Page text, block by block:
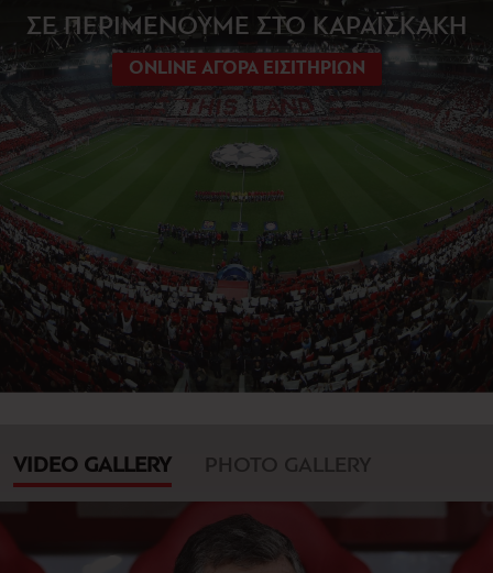
ΣΕ ΠΕΡΙΜΕΝΟΥΜΕ ΣΤΟ ΚΑΡΑΪΣΚΑΚΗ
ONLINE ΑΓΟΡΑ ΕΙΣΙΤΗΡΙΩΝ
VIDEO GALLERY PHOTO GALLERY